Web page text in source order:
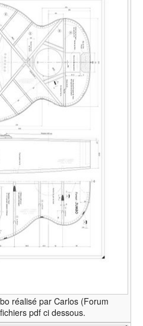
réalisé par Carlos (Forum
pdf ci dessous.